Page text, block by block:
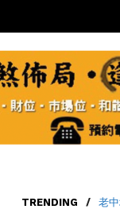
TRENDING / 老
TRENDING /